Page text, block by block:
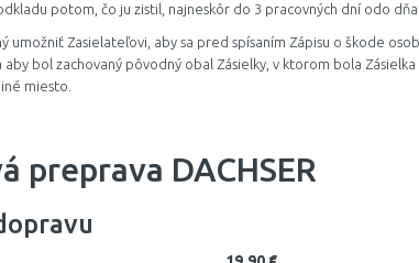
potom, čo ju zistil, najneskôr do 3 pracovných dní odo dňa
umožniť Zasielateľovi, aby sa pred spísaním Zápisu o škode
aby bol zachovaný pôvodný obal Zásielky, v ktorom bola
miesto.
preprava DACHSER